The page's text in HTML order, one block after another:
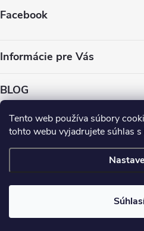
Tento web používa súbory
tohto webu vyjadrujete súhlas
Facebook
Informácie pre Vás
BLOG
ColorWay.cz ColorWay.sk
Copyright 2026.